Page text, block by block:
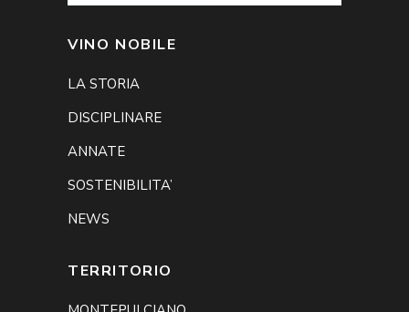
VINO NOBILE
LA STORIA
DISCIPLINARE
ANNATE
SOSTENIBILITA’
NEWS
TERRITORIO